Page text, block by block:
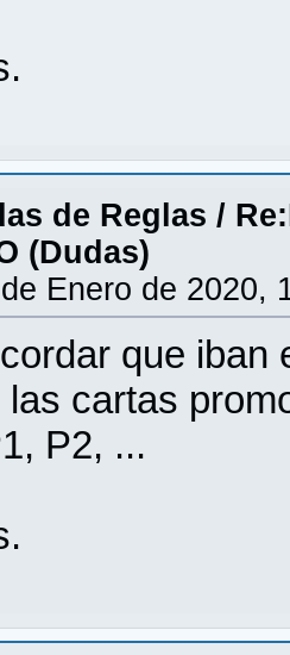
de Reglas /
(Dudas)
Enero de 2020,
que iban
cartas
P2, ...